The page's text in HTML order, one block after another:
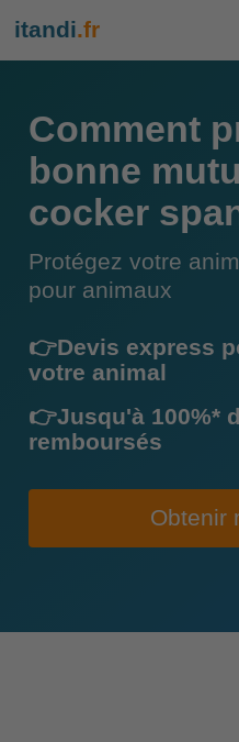
itandi.fr
Comment
bonne
cocker
Protégez votre
pour animaux
👉Devis express
votre animal
👉Jusqu'à 100%*
remboursés
Obtenir